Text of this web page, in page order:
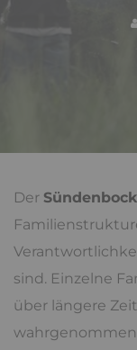
Der
sind. Einzelne
über längere Zeit